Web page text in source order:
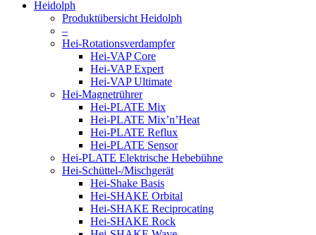
Heidolph
Produktübersicht Heidolph
–
Hei-Rotationsverdampfer
Hei-VAP Core
Hei-VAP Expert
Hei-VAP Ultimate
Hei-Magnetrührer
Hei-PLATE Mix
Hei-PLATE Mix’n’Heat
Hei-PLATE Reflux
Hei-PLATE Sensor
Hei-PLATE Elektrische Hebebühne
Hei-Schüttel-/Mischgerät
Hei-Shake Basis
Hei-SHAKE Orbital
Hei-SHAKE Reciprocating
Hei-SHAKE Rock